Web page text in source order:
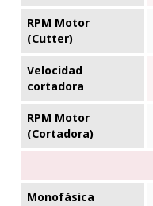
RPM Motor
(Cutter)
Velocidad
cortadora
RPM Motor
(Cortadora)
Monofásica